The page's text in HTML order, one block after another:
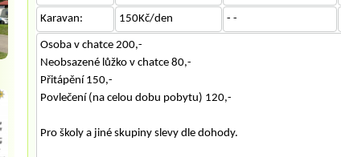
Karavan: 150Kč/den - -
Osoba v chatce 200,-
Neobsazené lůžko v chatce 80,-
Přitápění 150,-
Povlečení (na celou dobu pobytu) 120,-
Pro školy a jiné skupiny slevy dle dohody.